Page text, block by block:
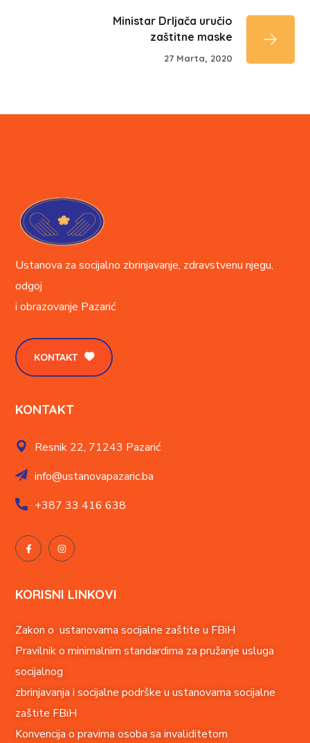
Ministar Drljača uručio
zaštitne maske
27 Marta, 2020
Ustanova za socijalno zbrinjavanje, zdravstvenu njegu,
odgoj
i obrazovanje Pazarić
KONTAKT
KONTAKT
Resnik 22, 71243 Pazarić
info@ustanovapazaric.ba
+38733 416 638
KORISNI LINKOVI
Zakon o ustanovama socijalne zaštite u FBiH
Pravilnik o minimalnim standardima za pružanje usluga
socijalnog
zbrinjavanja i socijalne podrške u ustanovama socijalne
zaštite FBiH
Konvencija o pravima osoba sa invaliditetom